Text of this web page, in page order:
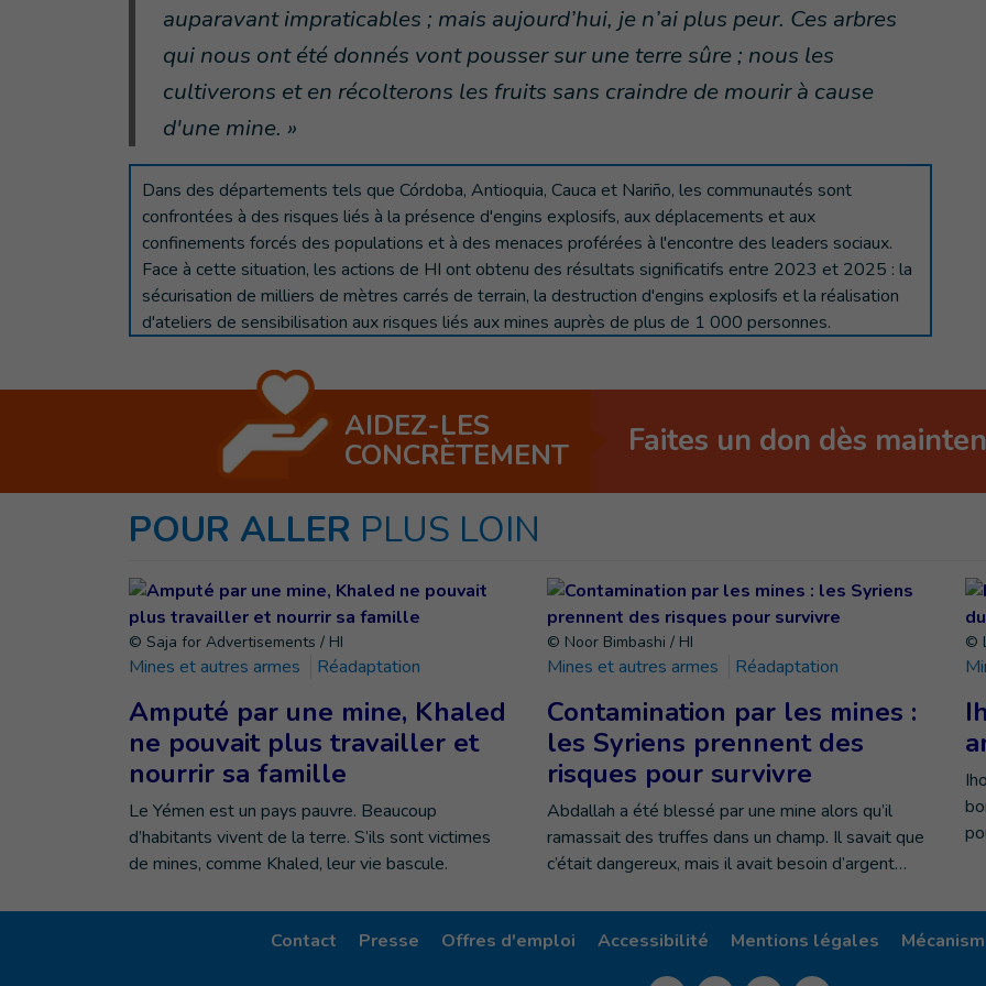
auparavant impraticables ; mais aujourd’hui, je n’ai plus peur. Ces arbres
qui nous ont été donnés vont pousser sur une terre sûre ; nous les
cultiverons et en récolterons les fruits sans craindre de mourir à cause
d'une mine. »
Dans des départements tels que Córdoba, Antioquia, Cauca et Nariño, les communautés sont
confrontées à des risques liés à la présence d'engins explosifs, aux déplacements et aux
confinements forcés des populations et à des menaces proférées à l'encontre des leaders sociaux.
Face à cette situation, les actions de HI ont obtenu des résultats significatifs entre 2023 et 2025 : la
sécurisation de milliers de mètres carrés de terrain, la destruction d'engins explosifs et la réalisation
d'ateliers de sensibilisation aux risques liés aux mines auprès de plus de 1 000 personnes.
AIDEZ-LES
CONCRÈTEMENT Faites un don dès
POUR ALLER PLUS LOIN
© Saja for Advertisements / HI
Mines et autres armes Réadaptation
Amputé par une mine, Khaled
ne pouvait plus travailler et
nourrir sa famille
Le Yémen est un pays pauvre. Beaucoup
d’habitants vivent de la terre. S’ils sont victimes
de mines, comme Khaled, leur vie bascule.
© Noor Bimbashi / HI
Mines et autres armes Réadaptation
Contamination par les mines :
les Syriens prennent des
risques pour survivre
Abdallah a été blessé par une mine alors qu’il
ramassait des truffes dans un champ. Il savait que
c’était dangereux, mais il avait besoin d’argent…
©
Contact Presse Offres d'emploi Accessibilité Mentions légales